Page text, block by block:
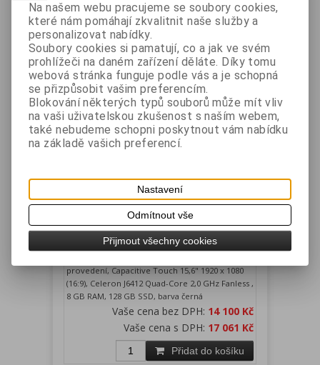
Přidat do košíku
pokladna 15,6", Celeron J6412,
2,0GHz, 8GB RAM, 128GB SSD
EUROTOUCH Katalogové číslo:
ET816J64B8128
Záruka (měsíců):24 Dostupnost:skladem
provedení, Capacitive Touch 15,6" 1920 x 1080
(16:9), Celeron J6412 Quad-Core 2,0 GHz Fanless ,
8 GB RAM, 128 GB SSD, barva černá
Vaše cena bez DPH: 14 100 Kč
Vaše cena s DPH: 17 061 Kč
Přidat do košíku
Na našem webu pracujeme se soubory cookies,
které nám pomáhají zkvalitnit naše služby a
personalizovat nabídky.
Soubory cookies si pamatují, co a jak ve svém
prohlížeči na daném zařízení děláte. Díky tomu
webová stránka funguje podle vás a je schopná
se přizpůsobit vašim preferencím.
Blokování některých typů souborů může mít vliv
na vaši uživatelskou zkušenost s naším webem,
také nebudeme schopni poskytnout vám nabídku
na základě vašich preferencí.
Nastavení
Odmítnout vše
Přijmout všechny cookies